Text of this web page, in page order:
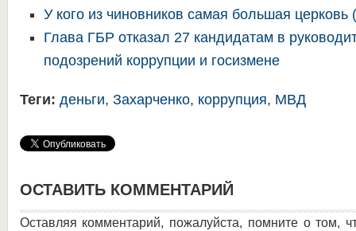
У кого из чиновников самая большая церковь
Глава ГБР отказал 27 кандидатам в
подозрений коррупции и госизмене
Теги: деньги, Захарченко, коррупция, МВД
ОСТАВИТЬ КОММЕНТАРИЙ
Оставляя комментарий, пожалуйста, помните о том,